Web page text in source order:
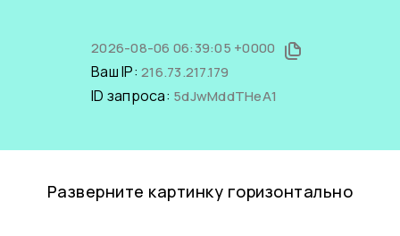
2026-08-06 06:39:05 +0000
Ваш IP: 216.73.217.179
ID запроса: 5dJwMddTHeA1
Разверните картинку горизонтально